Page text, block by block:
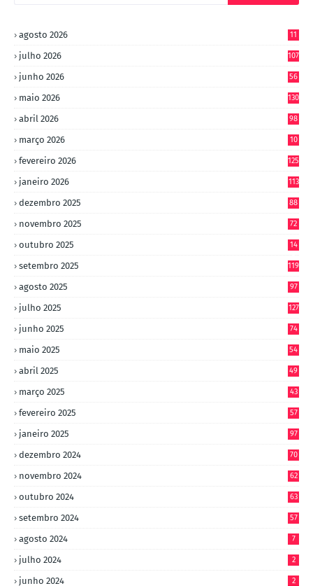
agosto 2026 11
julho 2026 107
junho 2026 56
maio 2026 130
abril 2026 98
março 2026
10
fevereiro 2026 125
janeiro 2026 113
dezembro 2025 88
novembro 2025 72
outubro 2025
14
setembro 2025 119
agosto 2025 97
julho 2025 127
junho 2025 74
maio 2025 54
abril 2025 49
março 2025 43
fevereiro 2025 57
janeiro 2025 97
dezembro 2024 70
novembro 2024 62
outubro 2024 63
setembro 2024 57
agosto 2024 7
julho 2024 2
junho 2024 2